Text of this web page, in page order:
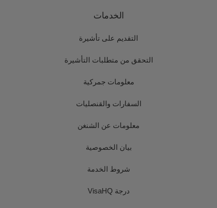
الخدمات
التقديم على تأشيرة
التحقق من متطلبات التأشيرة
معلومات جمركية
السفارات والقنصليات
معلومات عن الشنغن
بيان الخصوصية
شروط الخدمة
درجة VisaHQ